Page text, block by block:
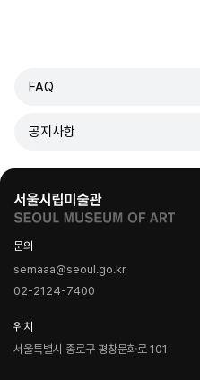
FAQ
공지사항
문의
semaaa@seoul.go.kr
02-2124-7400
위치
서울특별시 종로구 평창문화로 101